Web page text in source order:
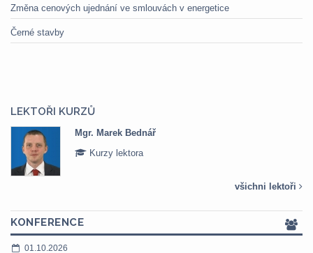
Změna cenových ujednání ve smlouvách v energetice
Černé stavby
LEKTOŘI KURZŮ
Mgr. Marek Bednář
Kurzy lektora
všichni lektoři
KONFERENCE
01.10.2026